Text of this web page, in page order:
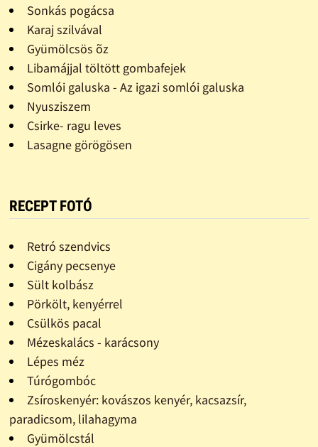
Sonkás pogácsa
Karaj szilvával
Gyümölcsös õz
Libamájjal töltött gombafejek
Somlói galuska - Az igazi somlói galuska
Nyusziszem
Csirke- ragu leves
Lasagne görögösen
RECEPT FOTÓ
Retró szendvics
Cigány pecsenye
Sült kolbász
Pörkölt, kenyérrel
Csülkös pacal
Mézeskalács - karácsony
Lépes méz
Túrógombóc
Zsíroskenyér: kovászos kenyér, kacsazsír,
paradicsom, lilahagyma
Gyümölcstál